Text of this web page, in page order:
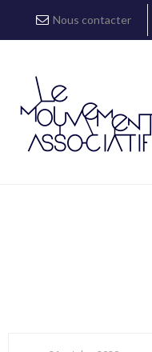
Nous contacter